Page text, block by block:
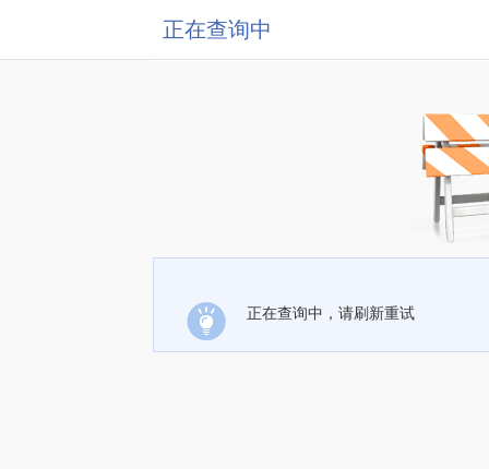
正在查询中
正在查询中，请刷新重试